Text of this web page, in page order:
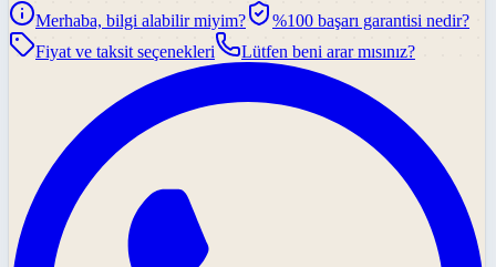
Merhaba, bilgi alabilir miyim?
%100 başarı garantisi nedir?
Fiyat ve taksit seçenekleri
Lütfen beni arar mısınız?